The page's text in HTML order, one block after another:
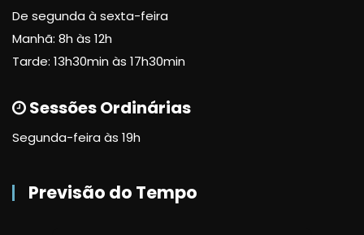
De segunda à sexta-feira
Manhã: 8h às 12h
Tarde: 13h30min às 17h30min
Sessões Ordinárias
Segunda-feira às 19h
Previsão do Tempo